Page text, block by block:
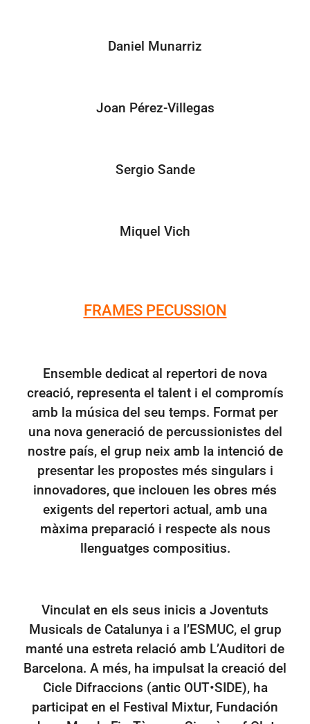
Daniel Munarriz
Joan Pérez-Villegas
Sergio Sande
Miquel Vich
FRAMES PECUSSION
Ensemble dedicat al repertori de nova
creació, representa el talent i el compromís
amb la música del seu temps. Format per
una nova generació de percussionistes del
nostre país, el grup neix amb la intenció de
presentar les propostes més singulars i
innovadores, que inclouen les obres més
exigents del repertori actual, amb una
màxima preparació i respecte als nous
llenguatges compositius.
Vinculat en els seus inicis a Joventuts
Musicals de Catalunya i a l’ESMUC, el grup
manté una estreta relació amb L’Auditori de
Barcelona. A més, ha impulsat la creació del
Cicle Difraccions (antic OUT•SIDE), ha
participat en el Festival Mixtur, Fundación